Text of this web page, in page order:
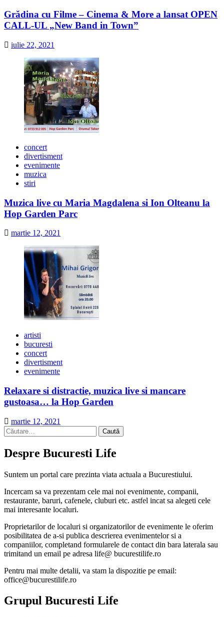
Grădina cu Filme – Cinema & More a lansat OPEN
CALL-UL „New Band in Town”
iulie 22, 2021
concert
divertisment
evenimente
muzica
stiri
Muzica live cu Maria Magdalena si Ion Olteanu la
Hop Garden Parc
martie 12, 2021
artisti
bucuresti
concert
divertisment
evenimente
Relaxare si distractie, muzica live si mancare
gustoasa… la Hop Garden
martie 12, 2021
Caută
după:
Despre Bucuresti Life
Suntem un portal care prezinta viata actuala a Bucurestiului.
Incercam sa va prezentam cele mai noi evenimente, companii,
restaurante, baruri, cafenele, cluburi etc. astfel incat sa alegeti cele
mai interesante localuri.
Proprietarilor de localuri si organizatorilor de evenimente le oferim
posibilitatea de a-si publica descrierea evenimentelor si a
companiilor, completand formularele de contact din bara laterala sau
trimitand un email pe adresa life@ bucurestilife.ro
Pentru mai multe detalii, va stam la dispozitie pe email:
office@bucurestilife.ro
Grupul Bucuresti Life